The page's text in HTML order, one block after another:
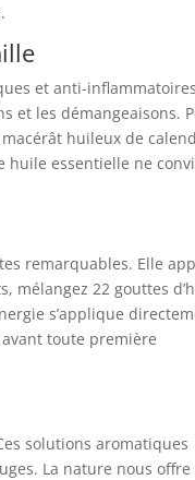
et anti-inflammatoires
et les démangeaisons.
huileux de
huile essentielle ne
remarquables. Elle
mélangez 22 gouttes
s’applique
toute première
solutions aromatiques
La nature nous offre